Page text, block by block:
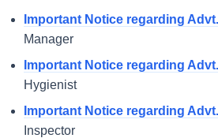
Important Notice regarding
Manager
Important Notice regarding
Hygienist
Important Notice regarding
Inspector